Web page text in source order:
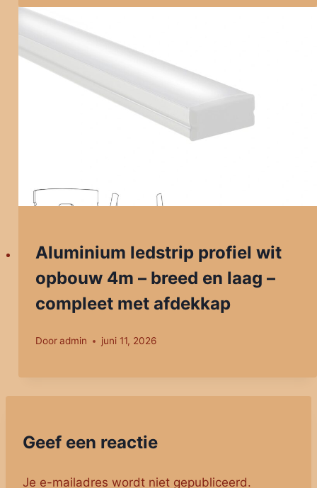
Aluminium ledstrip profiel wit
opbouw 4m – breed en laag –
compleet met afdekkap
Door admin juni 11, 2026
Geef een reactie
Je e-mailadres wordt niet gepubliceerd.